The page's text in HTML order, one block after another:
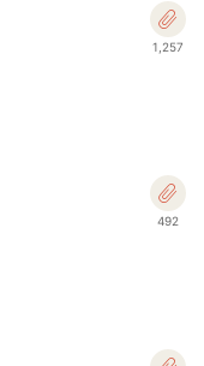
1,257
492